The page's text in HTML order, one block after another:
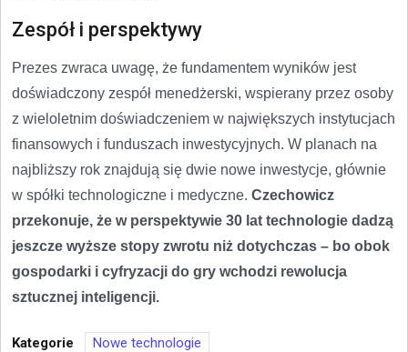
Zespół i perspektywy
Prezes zwraca uwagę, że fundamentem wyników jest
doświadczony zespół menedżerski, wspierany przez osoby
z wieloletnim doświadczeniem w największych instytucjach
finansowych i funduszach inwestycyjnych. W planach na
najbliższy rok znajdują się dwie nowe inwestycje, głównie
w spółki technologiczne i medyczne. Czechowicz
przekonuje, że w perspektywie 30 lat technologie dadzą
jeszcze wyższe stopy zwrotu niż dotychczas – bo obok
gospodarki i cyfryzacji do gry wchodzi rewolucja
sztucznej inteligencji.
Kategorie Nowe technologie